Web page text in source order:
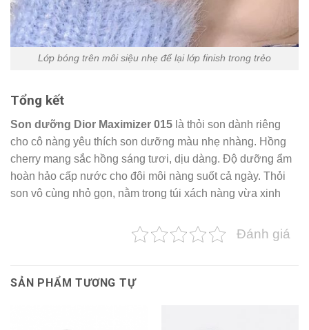
Lớp bóng trên môi siệu nhẹ để lại lớp finish trong trẻo
Tổng kết
Son dưỡng Dior Maximizer 015 là thỏi son dành riêng
cho cô nàng yêu thích son dưỡng màu nhẹ nhàng. Hồng
cherry mang sắc hồng sáng tươi, dịu dàng. Độ dưỡng ẩm
hoàn hảo cấp nước cho đôi môi nàng suốt cả ngày. Thỏi
son vô cùng nhỏ gọn, nằm trong túi xách nàng vừa xinh
Đánh giá
SẢN PHẨM TƯƠNG TỰ